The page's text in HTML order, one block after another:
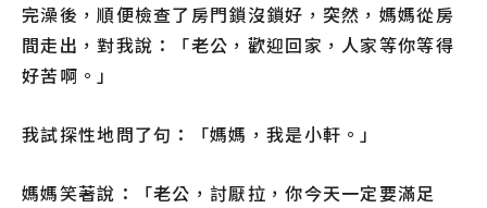
完澡後，順便檢查了房門鎖沒鎖好，突然，媽媽從房
間走出，對我說：「老公，歡迎回家，人家等你等得
好苦啊。」
我試探性地問了句：「媽媽，我是小軒。」
媽媽笑著說：「老公，討厭拉，你今天一定要滿足